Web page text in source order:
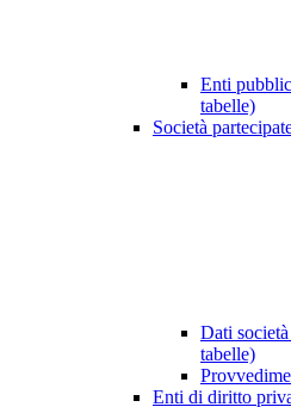
Enti
tabelle)
Società
Dati
tabelle)
Enti di diritto